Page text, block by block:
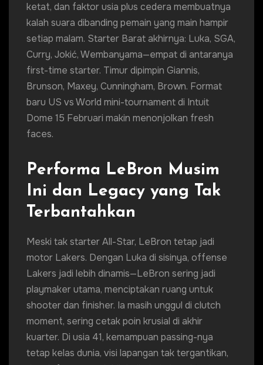
ketat, dan faktor usia plus cedera membuatnya
kalah suara dibanding pemain yang main hampir
setiap malam. Starter Barat akhirnya: Luka, SGA,
Curry, Jokić, Wembanyama—empat di antaranya
first-time starter. Timur dipimpin Giannis,
Brunson, Maxey, Cunningham, Brown. Format
baru US vs World mini-tournament di Intuit
Dome 15 Februari makin menonjolkan fresh
faces.
Performa LeBron Musim
Ini dan Legacy yang Tak
Terbantahkan
Meski tak starter All-Star, LeBron tetap jadi
motor Lakers. Dengan Luka di sisinya, offense
Lakers jadi lebih dinamis—LeBron sering jadi
playmaker utama, menciptakan ruang untuk
shooter dan finisher. Ia masih unggul di clutch
moment, sering cetak poin krusial di akhir
kuarter. Di usia 41, kemampuan passing-nya
tetap kelas dunia, visi lapangan tak tergantikan,